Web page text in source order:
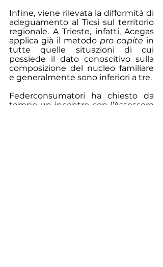
Infine, viene rilevata la difformità di
adeguamento al Ticsi sul territorio
regionale. A Trieste, infatti, Acegas
applica già il metodo pro capite in
tutte quelle situazioni di cui
possiede il dato conoscitivo sulla
composizione del nucleo familiare
e generalmente sono inferiori a tre.
Federconsumatori ha chiesto da
tempo un incontro con l’Assessore